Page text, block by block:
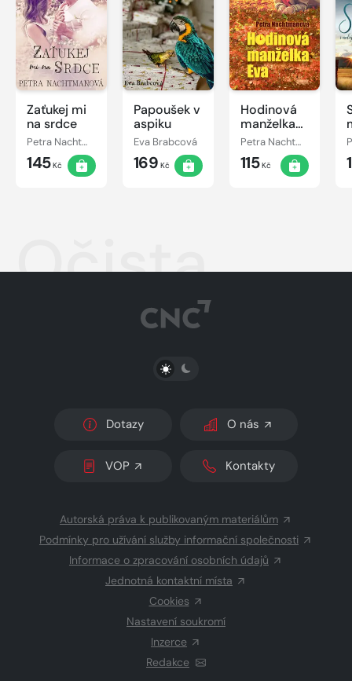
Zaťukej mi
na srdce
Petra Nachtmanová
145Kč
Papoušek v
aspiku
Eva Brabcová
169 Kč
Hodinová
manželka
Eva
Petra Nachtmanová
115Kč
Očista
PŘEPNOUT SVĚTLÝ/TMAVÝ REŽIM
Dotazy O nás
VOP Kontakty
Autorská práva k publikovaným materiálům
Podmínky pro užívání služby informační společnosti
Informace o zpracování osobních údajů
Jednotná kontaktní místa
Cookies
Nastavení soukromí
Inzerce
Redakce